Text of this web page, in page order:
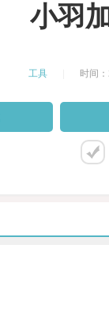
小羽
工具 时间